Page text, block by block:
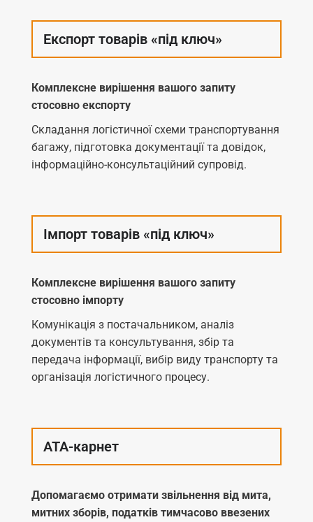
Експорт товарів «під ключ»
Комплексне вирішення вашого запиту
стосовно експорту
Складання логістичної схеми транспортування
багажу, підготовка документації та довідок,
інформаційно-консультаційний супровід.
Імпорт товарів «під ключ»
Комплексне вирішення вашого запиту
стосовно імпорту
Комунікація з постачальником, аналіз
документів та консультування, збір та
передача інформації, вибір виду транспорту та
організація логістичного процесу.
АТА-карнет
Допомагаємо отримати звільнення від мита,
митних зборів, податків тимчасово ввезених